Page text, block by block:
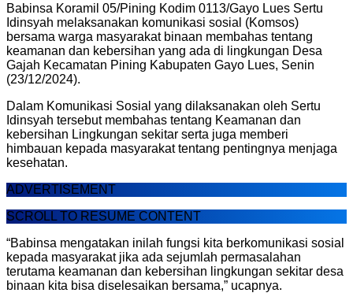
Babinsa Koramil 05/Pining Kodim 0113/Gayo Lues Sertu
Idinsyah melaksanakan komunikasi sosial (Komsos)
bersama warga masyarakat binaan membahas tentang
keamanan dan kebersihan yang ada di lingkungan Desa
Gajah Kecamatan Pining Kabupaten Gayo Lues, Senin
(23/12/2024).
Dalam Komunikasi Sosial yang dilaksanakan oleh Sertu
Idinsyah tersebut membahas tentang Keamanan dan
kebersihan Lingkungan sekitar serta juga memberi
himbauan kepada masyarakat tentang pentingnya menjaga
kesehatan.
ADVERTISEMENT
SCROLL TO RESUME CONTENT
“Babinsa mengatakan inilah fungsi kita berkomunikasi sosial
kepada masyarakat jika ada sejumlah permasalahan
terutama keamanan dan kebersihan lingkungan sekitar desa
binaan kita bisa diselesaikan bersama,” ucapnya.